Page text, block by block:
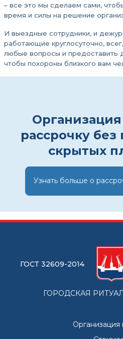
– все это мы сделаем сами,
время и силы на решение
И выездные сотрудники, и
работающие круглосуточно,
любые вопросы и предоставить
чтобы похороны близкого вам
рассрочку
скрытых
Узнать больше о
ГОСТ 32609-2014
ГОРОДСКАЯ
Организация